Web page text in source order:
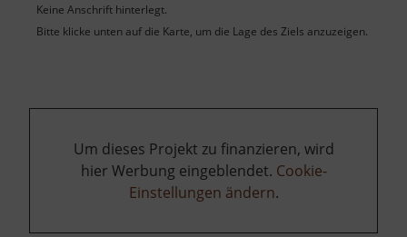
Keine Anschrift hinterlegt.
Bitte klicke unten auf die Karte, um die Lage des Ziels anzuzeigen.
Um dieses Projekt zu finanzieren, wird
hier Werbung eingeblendet. Cookie-
Einstellungen ändern.